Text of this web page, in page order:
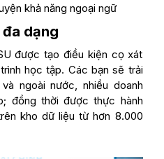
khả năng ngoại ngữ
dạng
được tạo điều kiện cọ xát
học tập. Các bạn sẽ trải
ngoài nước, nhiều doanh
đồng thời được thực hành
kho dữ liệu từ hơn 8.000